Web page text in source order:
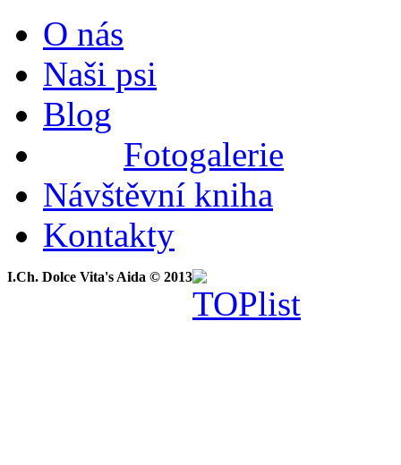
O nás
Naši psi
Blog
Fotogalerie
Návštěvní kniha
Kontakty
I.Ch. Dolce Vita's Aida © 2013